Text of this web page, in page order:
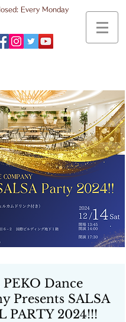
Every Monday
Dance
Presents SALSA
PARTY 2024!!!